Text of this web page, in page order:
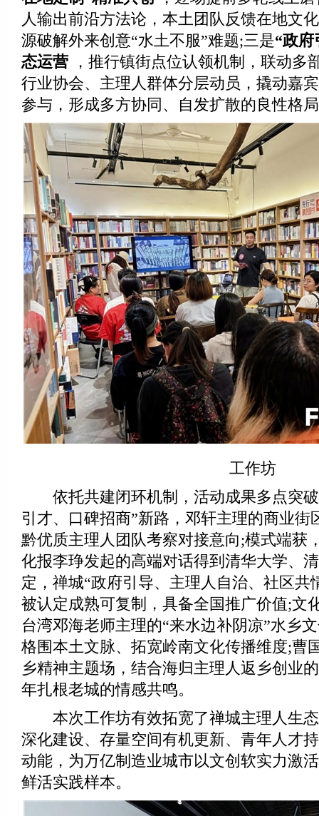
人输出前沿方法论，本土团队反馈在地文
源破解外来创意“水土不服”难题;三是“政府
态运营 ，推行镇街点位认领机制，联动多
行业协会、主理人群体分层动员，撬动嘉
参与，形成多方协同、自发扩散的良性格
工作坊
依托共建闭环机制，活动成果多点突破
引才、口碑招商”新路，邓轩主理的商业街
黔优质主理人团队考察对接意向;模式端获
化报李琤发起的高端对话得到清华大学、
定，禅城“政府引导、主理人自治、社区共
被认定成熟可复制，具备全国推广价值;文
台湾邓海老师主理的“来水边补阴凉”水乡
格围本土文脉、拓宽岭南文化传播维度;曹
乡精神主题场，结合海归主理人返乡创业
年扎根老城的情感共鸣。
本次工作坊有效拓宽了禅城主理人生态
深化建设、存量空间有机更新、青年人才
动能，为万亿制造业城市以文创软实力激
鲜活实践样本。